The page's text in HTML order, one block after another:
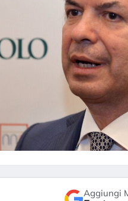
Aggiungi
Dalle valutazioni estreme alla
correzione. Cosa sta
repricing degli asset?